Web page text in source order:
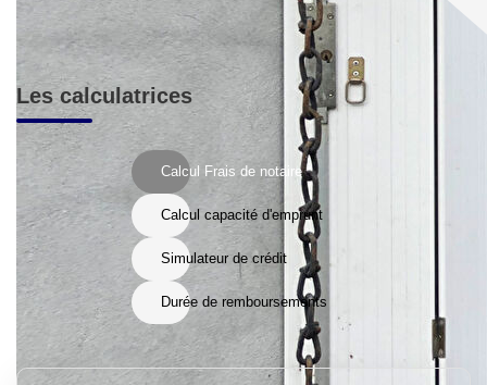
Les calculatrices
Calcul Frais de notaire
Calcul capacité d'emprunt
Simulateur de crédit
Durée de remboursements